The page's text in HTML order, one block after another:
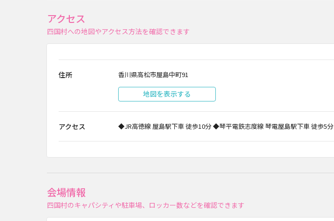
アクセス
四国村への地図やアクセス方法を確認できます
住所 香川県高松市屋島中町91
地図を表示する
アクセス ◆JR高徳線 屋島駅下車 徒歩10分 ◆琴平電鉄志度線 琴電屋島駅下車 徒歩5分
会場情報
四国村のキャパシティや駐車場、ロッカー数などを確認できます